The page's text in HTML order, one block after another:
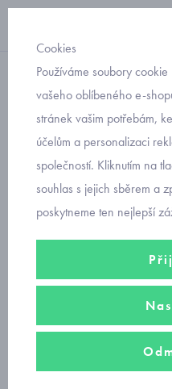
teplé
buggy pro
Service
Cookies
Používáme soubory
vašeho oblíbeného e-
stránek vašim potřebám,
účelům a personalizaci
společností. Kliknutím na
souhlas s jejich sběrem a
poskytneme ten nejlepší